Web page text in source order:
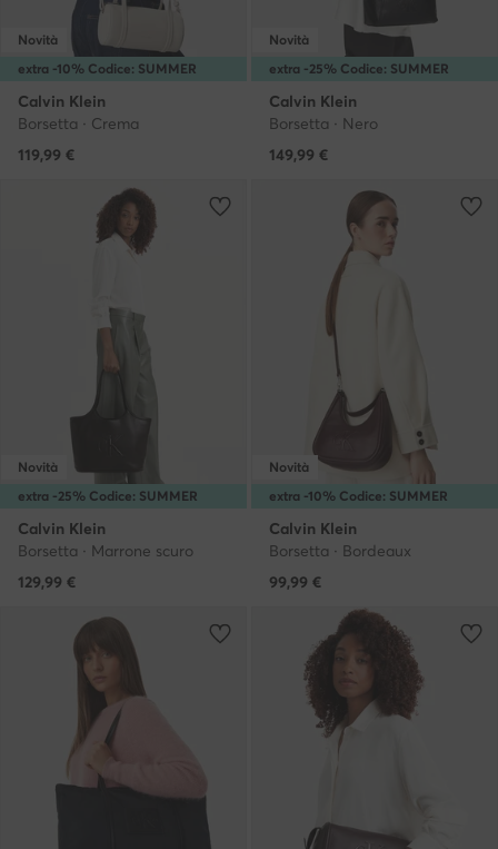
extra -10% Codice: SUMMER
Novità
Calvin Klein
Borsetta · Crema
119,99 €
extra -25% Codice: SUMMER
Novità
Calvin Klein
Borsetta · Nero
149,99 €
extra -25% Codice: SUMMER
Novità
Calvin Klein
Borsetta · Marrone scuro
129,99 €
extra -10% Codice: SUMMER
Novità
Calvin Klein
Borsetta · Bordeaux
99,99 €